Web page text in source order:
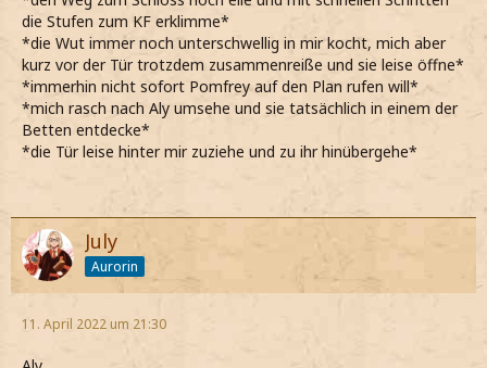
die Stufen zum KF erklimme*
*die Wut immer noch unterschwellig in mir kocht, mich aber
kurz vor der Tür trotzdem zusammenreiße und sie leise öffne*
*immerhin nicht sofort Pomfrey auf den Plan rufen will*
*mich rasch nach Aly umsehe und sie tatsächlich in einem der
Betten entdecke*
*die Tür leise hinter mir zuziehe und zu ihr hinübergehe*
July
Aurorin
11. April 2022 um 21:30